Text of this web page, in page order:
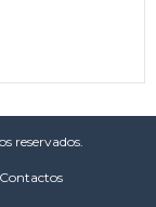
reservados.
Contactos